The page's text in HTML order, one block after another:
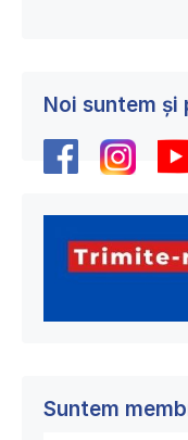
Noi suntem și
Suntem